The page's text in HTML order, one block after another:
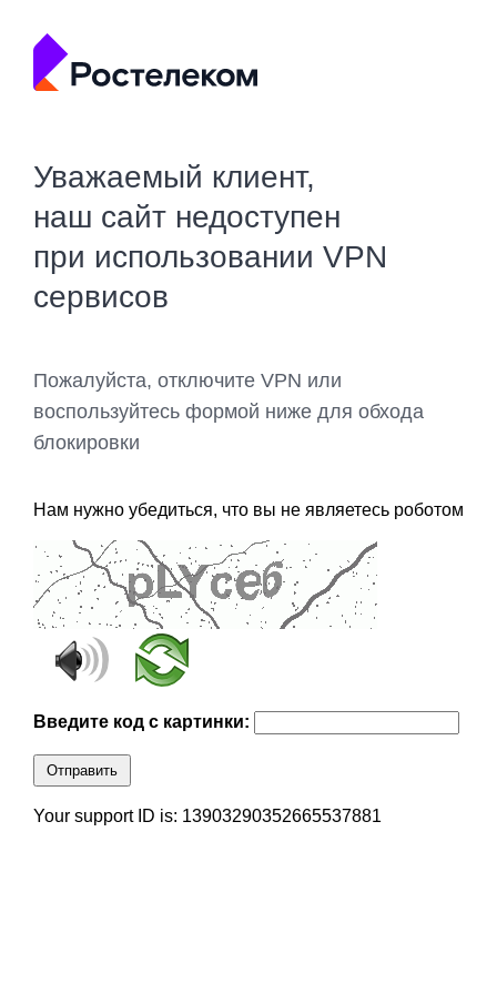
Уважаемый клиент,
наш сайт недоступен
при использовании VPN
сервисов
Пожалуйста, отключите VPN или
воспользуйтесь формой ниже для обхода
блокировки
Нам нужно убедиться, что вы не являетесь роботом
Введите код с картинки:
Отправить
Your support ID is: 13903290352665537881